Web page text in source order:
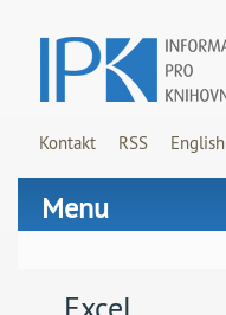
Kontakt RSS English
Menu